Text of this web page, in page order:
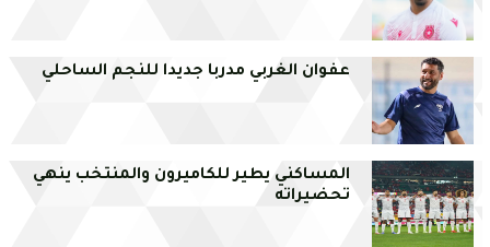
عفوان الغربي مدربا جديدا للنجم الساحلي
المساكني يطير للكاميرون والمنتخب ينهي
تحضيراته